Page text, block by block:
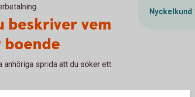
beskriver vem
boende
anhöriga sprida att du söker ett
Nyckelkund